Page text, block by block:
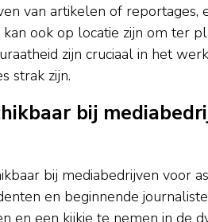
van artikelen of
ook op locatie zijn om ter
zijn cruciaal in het
strak zijn.
bij
bij mediabedrijven voor
en beginnende